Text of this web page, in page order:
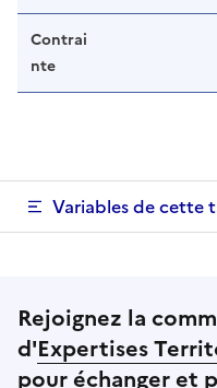
Contrai
nte
Variables de cette
Rejoignez la
d'Expertises
pour échanger et